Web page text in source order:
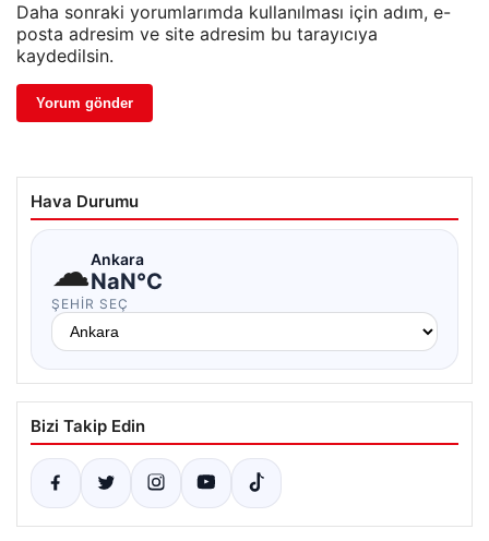
Daha sonraki yorumlarımda kullanılması için adım, e-
posta adresim ve site adresim bu tarayıcıya
kaydedilsin.
Hava Durumu
☁Ankara
NaN°C
ŞEHIR SEÇ
Bizi Takip Edin